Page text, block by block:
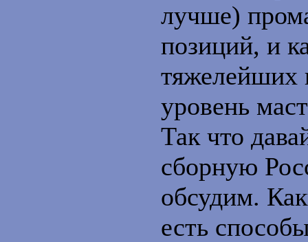
лучше)
позиций, и
тяжелейших
уровень
Так что
сборную
обсудим.
есть